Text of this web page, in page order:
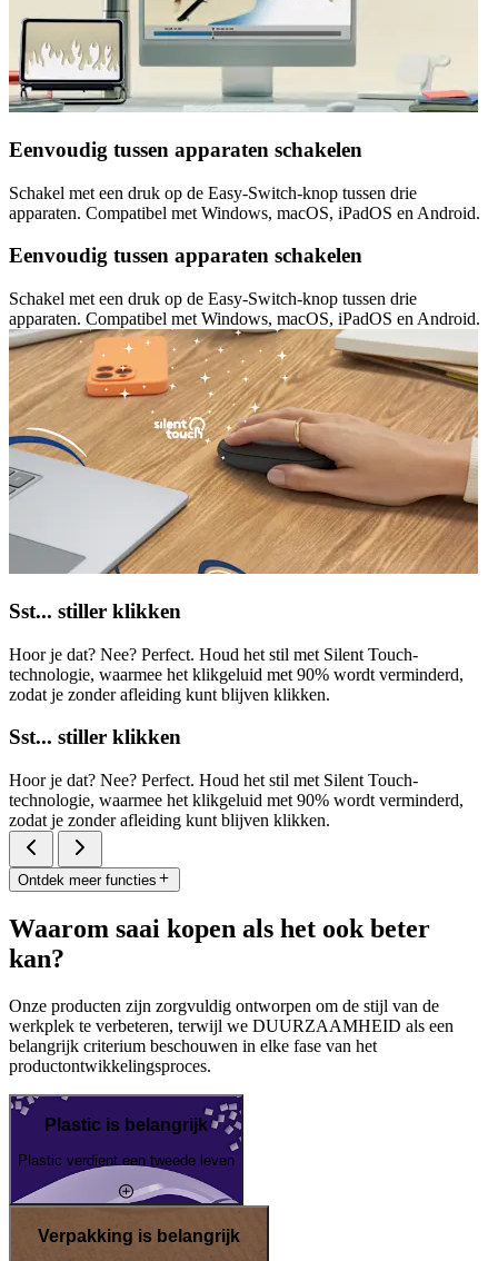
Eenvoudig tussen apparaten schakelen
Schakel met een druk op de Easy-Switch-knop tussen drie
apparaten. Compatibel met Windows, macOS, iPadOS en Android.
Eenvoudig tussen apparaten schakelen
Schakel met een druk op de Easy-Switch-knop tussen drie
apparaten. Compatibel met Windows, macOS, iPadOS en Android.
Sst... stiller klikken
Hoor je dat? Nee? Perfect. Houd het stil met Silent Touch-
technologie, waarmee het klikgeluid met 90% wordt verminderd,
zodat je zonder afleiding kunt blijven klikken.
Sst... stiller klikken
Hoor je dat? Nee? Perfect. Houd het stil met Silent Touch-
technologie, waarmee het klikgeluid met 90% wordt verminderd,
zodat je zonder afleiding kunt blijven klikken.
Ontdek meer functies
Waarom saai kopen als het ook beter
kan?
Onze producten zijn zorgvuldig ontworpen om de stijl van de
werkplek te verbeteren, terwijl we DUURZAAMHEID als een
belangrijk criterium beschouwen in elke fase van het
productontwikkelingsproces.
Plastic is belangrijk
Plastic verdient een tweede leven
Verpakking is belangrijk